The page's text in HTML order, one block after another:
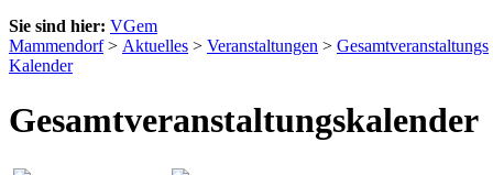
Sie sind hier: VGem
Mammendorf> Aktuelles > Veranstaltungen > Gesamtveranstaltungs
Kalender
Gesamtveranstaltungskalender